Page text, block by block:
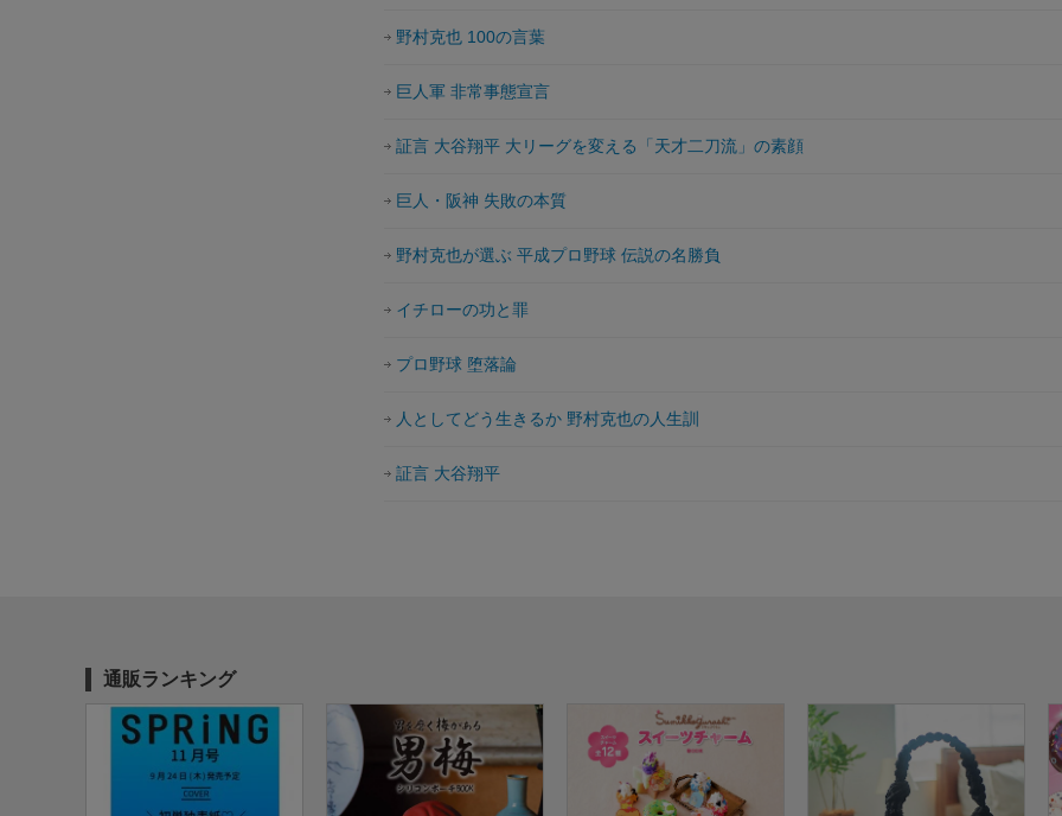
野村克也 100の言葉
巨人軍 非常事態宣言
証言 大谷翔平 大リーグを変える「天才二刀流」の素顔
巨人・阪神 失敗の本質
野村克也が選ぶ 平成プロ野球 伝説の名勝負
イチローの功と罪
プロ野球 堕落論
人としてどう生きるか 野村克也の人生訓
証言 大谷翔平
通販ランキング